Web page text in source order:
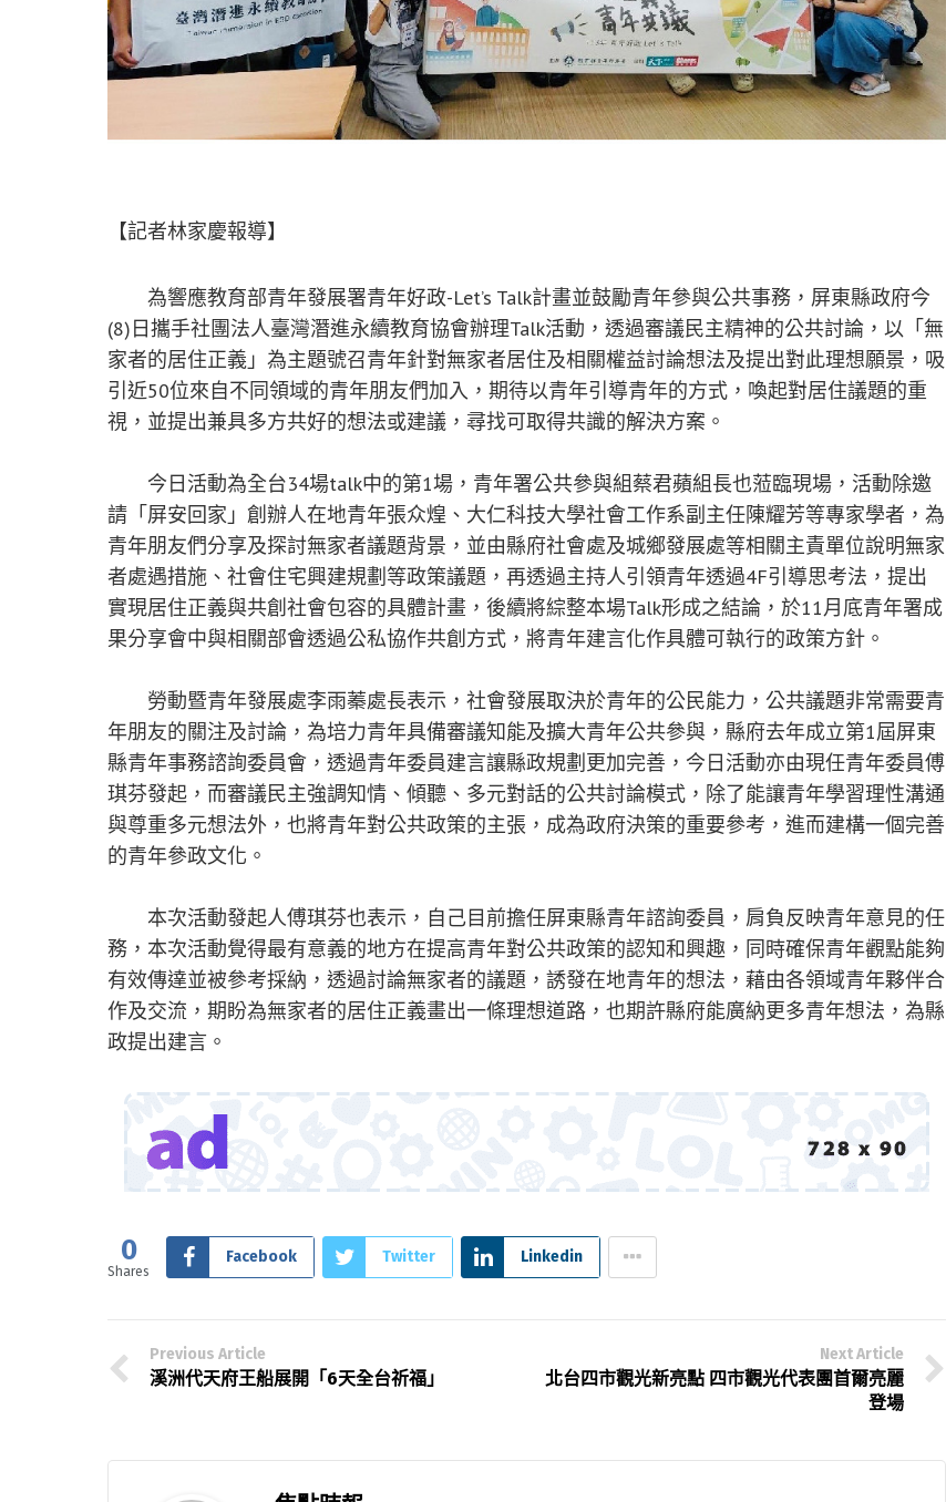
【記者林家慶報導】
為響應教育部青年發展署青年好政-Let’s Talk計畫並鼓勵青年參與公共事務，屏東縣政府今
(8)日攜手社團法人臺灣潛進永續教育協會辦理Talk活動，透過審議民主精神的公共討論，以「無
家者的居住正義」為主題號召青年針對無家者居住及相關權益討論想法及提出對此理想願景，吸
引近50位來自不同領域的青年朋友們加入，期待以青年引導青年的方式，喚起對居住議題的重
視，並提出兼具多方共好的想法或建議，尋找可取得共識的解決方案。
今日活動為全台34場talk中的第1場，青年署公共參與組蔡君蘋組長也蒞臨現場，活動除邀
請「屏安回家」創辦人在地青年張众煌、大仁科技大學社會工作系副主任陳耀芳等專家學者，為
青年朋友們分享及探討無家者議題背景，並由縣府社會處及城鄉發展處等相關主責單位說明無家
者處遇措施、社會住宅興建規劃等政策議題，再透過主持人引領青年透過4F引導思考法，提出
實現居住正義與共創社會包容的具體計畫，後續將綜整本場Talk形成之結論，於11月底青年署成
果分享會中與相關部會透過公私協作共創方式，將青年建言化作具體可執行的政策方針。
勞動暨青年發展處李雨蓁處長表示，社會發展取決於青年的公民能力，公共議題非常需要青
年朋友的關注及討論，為培力青年具備審議知能及擴大青年公共參與，縣府去年成立第1屆屏東
縣青年事務諮詢委員會，透過青年委員建言讓縣政規劃更加完善，今日活動亦由現任青年委員傅
琪芬發起，而審議民主強調知情、傾聽、多元對話的公共討論模式，除了能讓青年學習理性溝通
與尊重多元想法外，也將青年對公共政策的主張，成為政府決策的重要參考，進而建構一個完善
的青年參政文化。
本次活動發起人傅琪芬也表示，自己目前擔任屏東縣青年諮詢委員，肩負反映青年意見的任
務，本次活動覺得最有意義的地方在提高青年對公共政策的認知和興趣，同時確保青年觀點能夠
有效傳達並被參考採納，透過討論無家者的議題，誘發在地青年的想法，藉由各領域青年夥伴合
作及交流，期盼為無家者的居住正義畫出一條理想道路，也期許縣府能廣納更多青年想法，為縣
政提出建言。
0
Shares
Facebook Twitter Linkedin
Previous Article
溪洲代天府王船展開「6天全台祈福」
Next Article
北台四市觀光新亮點 四市觀光代表團首爾亮麗
登場